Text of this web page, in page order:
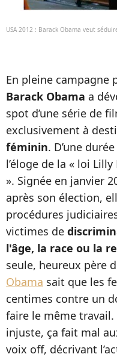
USA 2012 : Barack Obama veut
En pleine campagne
Barack Obama a
spot d’une série de
exclusivement à
féminin. D’une
l’éloge de la « loi
». Signée en janvier
après son élection,
procédures
victimes de
l'âge, la race ou la
seule, heureux père
Obama sait que les
centimes contre un
faire le même
injuste, ça fait mal
voix off, décrivant